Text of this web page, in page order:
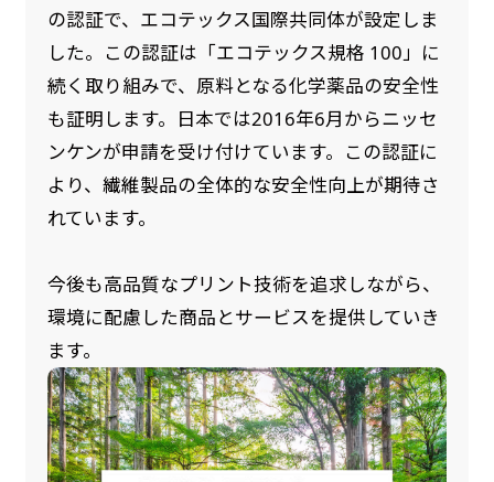
の認証で、エコテックス国際共同体が設定しま
した。この認証は「エコテックス規格 100」に
続く取り組みで、原料となる化学薬品の安全性
も証明します。日本では2016年6月からニッセ
ンケンが申請を受け付けています。この認証に
より、繊維製品の全体的な安全性向上が期待さ
れています。
今後も高品質なプリント技術を追求しながら、
環境に配慮した商品とサービスを提供していき
ます。